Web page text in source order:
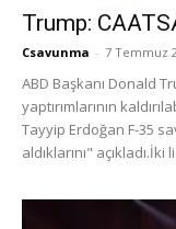
Trump:
Csavunma - 7 Temmuz
ABD Başkanı Donald
yaptırımlarının
Tayyip Erdoğan F-35
aldıklarını" açıkladı.İki